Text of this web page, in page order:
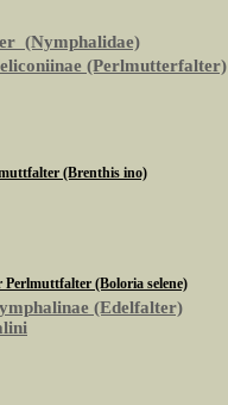
(Nymphalidae)
(Perlmutterfalter)
(Brenthis ino)
Perlmuttfalter (Boloria selene)
(Edelfalter)